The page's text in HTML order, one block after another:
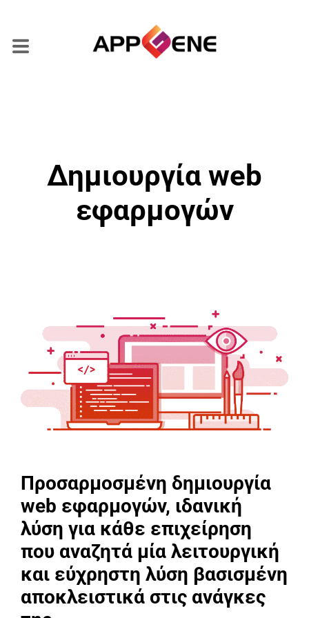
Δημιουργία web
εφαρμογών
Προσαρμοσμένη δημιουργία
web εφαρμογών, ιδανική
λύση για κάθε επιχείρηση
που αναζητά μία λειτουργική
και εύχρηστη λύση βασισμένη
αποκλειστικά στις ανάγκες